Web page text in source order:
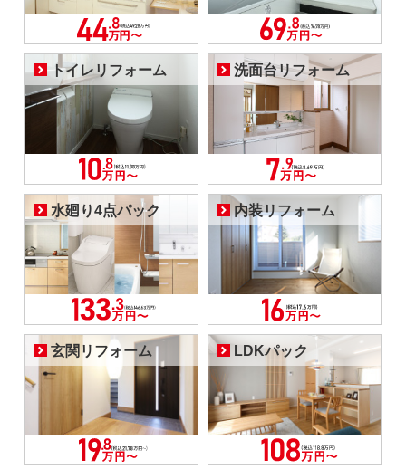
トイレリフォーム 洗面台リフォーム
水廻り4点パック 内装リフォーム
玄関リフォーム LDKパック